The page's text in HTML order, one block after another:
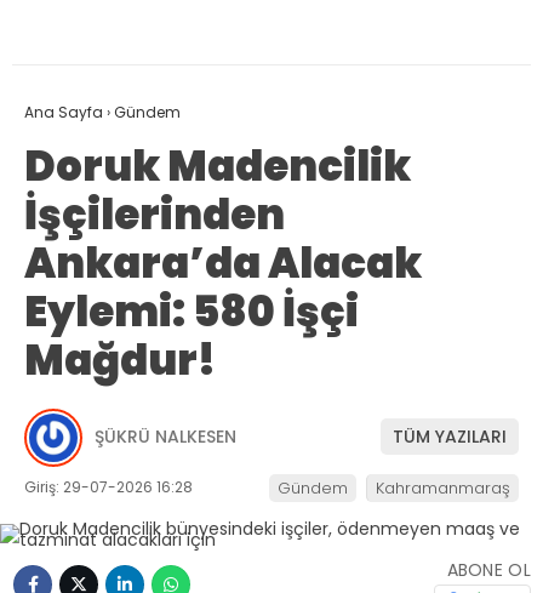
Ana Sayfa ›Gündem
Doruk Madencilik
İşçilerinden
Ankara’da Alacak
Eylemi: 580 İşçi
Mağdur!
ŞÜKRÜ NALKESEN TÜM YAZILARI
Giriş: 29-07-2026 16:28 Gündem Kahramanmaraş
ABONE OL